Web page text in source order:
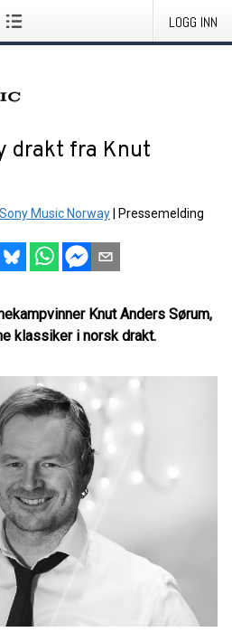
LOGG INN
drakt fra Knut
Sony Music Norway Pressemelding
Knut Anders Sørum,
klassiker i norsk drakt.